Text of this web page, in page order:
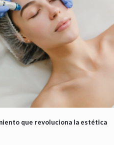
que revoluciona la estética